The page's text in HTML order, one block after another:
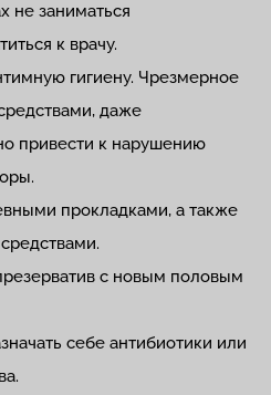
не заниматься
к врачу.
гигиену. Чрезмерное
даже
привести к нарушению
прокладками, а также
с новым половым
себе антибиотики или